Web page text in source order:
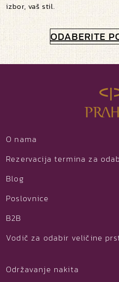
izbor, vaš stil.
ODABERITE
O nama
Rezervacija termina za
Blog
Poslovnice
B2B
Vodič za odabir veličine
Održavanje nakita